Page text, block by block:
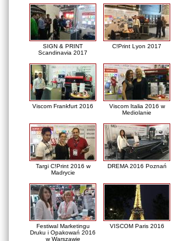
SIGN & PRINT
Scandinavia 2017
C!Print Lyon 2017
Viscom Frankfurt 2016
Viscom Italia 2016 w
Mediolanie
Targi C!Print 2016 w
Madrycie
DREMA 2016 Poznań
Festiwal Marketingu
Druku i Opakowań 2016
w Warszawie
VISCOM Paris 2016